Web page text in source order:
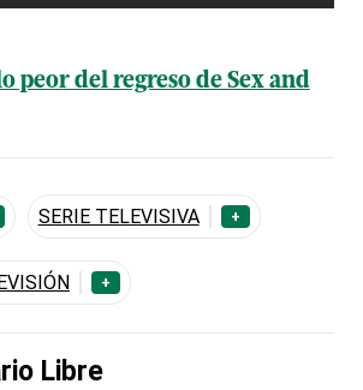
peor del regreso de Sex and
SERIE TELEVISIVA +
+
Libre